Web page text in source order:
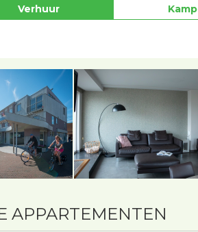
Verhuur
APPARTEMENTEN